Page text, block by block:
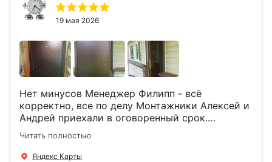
19 мая 2026
Нет минусов Менеджер Филипп - всё
корректно, все по делу Монтажники Алексей и
Андрей приехали в оговоренный срок.
Демонтировали старую дверь и установили
новую буквально за час Быстро и качественно
+ нормальные цены Всем большое спасибо
Читать полностью
Яндекс Карты